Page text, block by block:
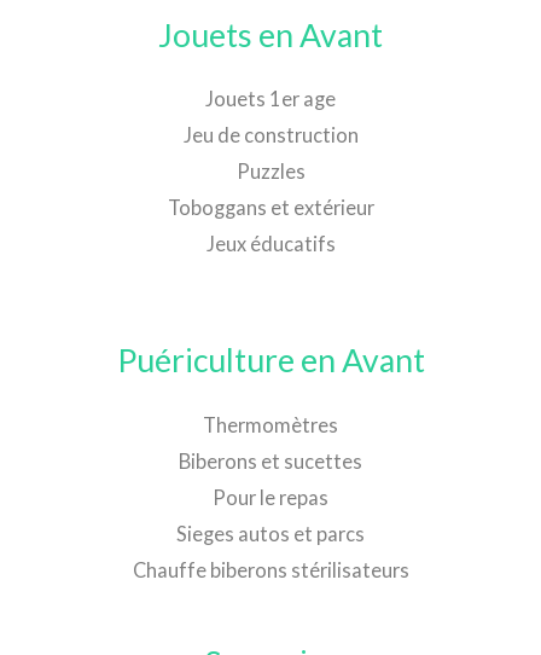
Jouets en Avant
Jouets 1er age
Jeu de construction
Puzzles
Toboggans et extérieur
Jeux éducatifs
Puériculture en Avant
Thermomètres
Biberons et sucettes
Pour le repas
Sieges autos et parcs
Chauffe biberons stérilisateurs